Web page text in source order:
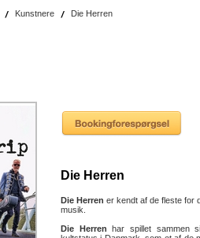
Kunstnere Die Herren
Die Herren
Die Herren er kendt af de fleste for
musik.
Die Herren har spillet sammen